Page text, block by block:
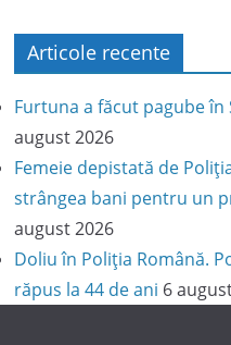
Articole recente
Furtuna a făcut pagube
august 2026
Femeie depistată de
strângea bani pentru un
august 2026
Doliu în Poliția Română.
răpus la 44 de ani 6